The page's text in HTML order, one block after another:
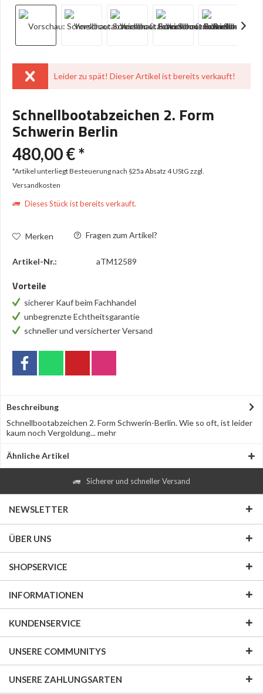
Leider zu spät! Dieser Artikel ist bereits verkauft!
Schnellbootabzeichen 2. Form
Schwerin Berlin
480,00 € *
*Artikel unterliegt Besteuerung nach §25a Absatz 4 UStG zzgl.
Versandkosten
Dieses Stück ist bereits verkauft.
Merken Fragen zum Artikel?
Artikel-Nr.: aTM12589
Vorteile
sicherer Kauf beim Fachhandel
unbegrenzte Echtheitsgarantie
schneller und versicherter Versand
Beschreibung
Schnellbootabzeichen 2. Form Schwerin-Berlin. Wie so oft, ist leider
kaum noch Vergoldung...mehr
Ähnliche Artikel
Sicherer und schneller Versand
NEWSLETTER
ÜBER UNS
SHOPSERVICE
INFORMATIONEN
KUNDENSERVICE
UNSERE COMMUNITYS
UNSERE ZAHLUNGSARTEN